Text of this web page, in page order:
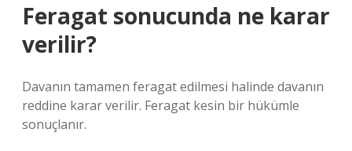
Feragat sonucunda ne karar
verilir?
Davanın tamamen feragat edilmesi halinde davanın
reddine karar verilir. Feragat kesin bir hükümle
sonuçlanır.